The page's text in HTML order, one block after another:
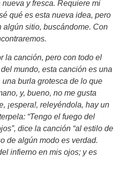
y fresca. Requiere mi
qué es esta nueva idea, pero
algún sitio, buscándome. Con
la canción, pero con todo el
mundo, esta canción es una
una burla grotesca de lo que
y, bueno, no me gusta
¡espera!, releyéndola, hay un
“Tengo el fuego del
dice la canción “al estilo de
de algún modo es verdad.
infierno en mis ojos; y es